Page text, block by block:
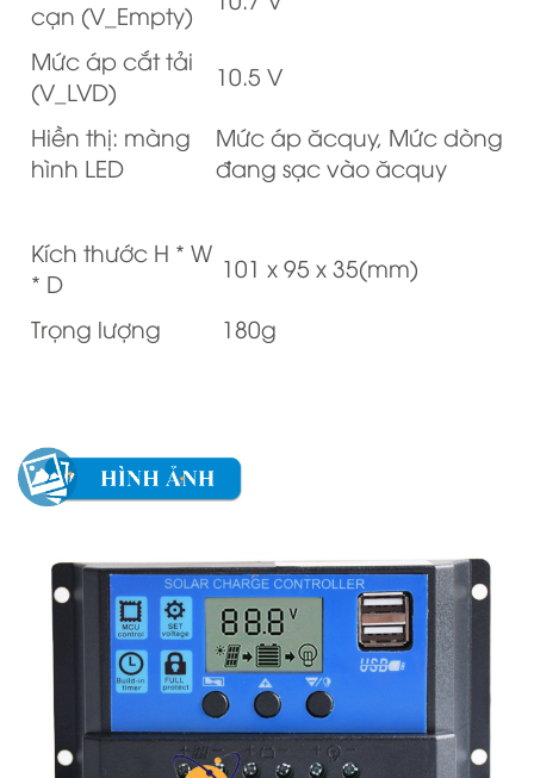
cạn (V_Empty)
Mức áp cắt tải
(V_LVD)
10.5 V
Hiền thị: màng
hình LED
Mức áp ăcquy, Mức dòng
đang sạc vào ăcquy
Kích thước H * W
* D
101 x 95 x 35(mm)
Trọng lượng 180g